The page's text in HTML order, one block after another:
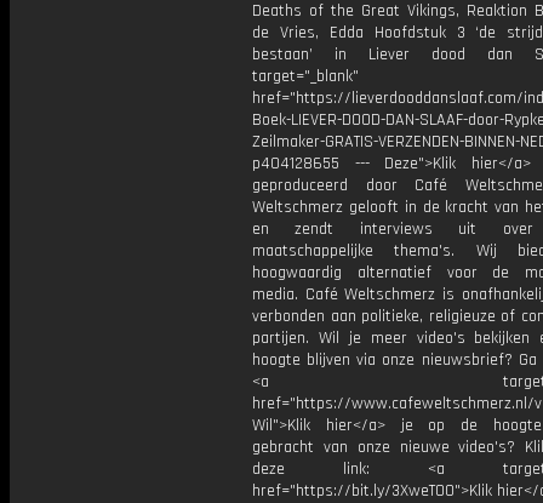
Deaths of the Great Vikings, Reaktion
de Vries, Edda Hoofdstuk 3 ‘de
bestaan’ in Liever dood dan
target="_blank"
href="https://lieverdooddanslaaf.com/
Boek-LIEVER-DOOD-DAN-SLAAF-door-
Zeilmaker-GRATIS-VERZENDEN-BINNEN-
p404128655 --- Deze">Klik hier</
geproduceerd door Café
Weltschmerz gelooft in de kracht van
en zendt interviews uit over
maatschappelijke thema's. Wij
hoogwaardig alternatief voor de
media. Café Weltschmerz is
verbonden aan politieke, religieuze of
partijen. Wil je meer video's bekijken
hoogte blijven via onze nieuwsbrief? Ga
<a
href="https://www.cafeweltschmerz.nl/
Wil">Klik hier</a> je op de
gebracht van onze nieuwe video's?
deze link: <a
href="https://bit.ly/3XweTO0">Klik hier</